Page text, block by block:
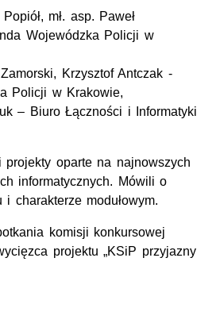
mł. asp. Paweł
Wojewódzka Policji w
Krzysztof Antczak -
Policji w Krakowie,
– Biuro Łączności i Informatyki
projekty oparte na najnowszych
informatycznych. Mówili o
charakterze modułowym.
komisji konkursowej
projektu „KSiP przyjazny